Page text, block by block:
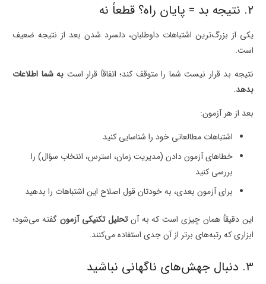
۲. نتیجه بد = پایان راه؟ قطعاً نه
یکی از بزرگ‌ترین اشتباهات داوطلبان، دلسرد شدن بعد از نتیجه ضعیف
است.
نتیجه بد قرار نیست شما را متوقف کند؛ اتفاقاً قرار است به شما اطلاعات
بدهد.
بعد از هر آزمون:
اشتباهات مطالعاتی خود را شناسایی کنید
خطاهای آزمون دادن (مدیریت زمان، استرس، انتخاب سؤال) را
بررسی کنید
برای آزمون بعدی، به خودتان قول اصلاح این اشتباهات را بدهید
این دقیقاً همان چیزی است که به آنتحلیل تکنیکی آزمون گفته می‌شود؛
ابزاری که رتبه‌های برتر از آن جدی استفاده می‌کنند.
۳. دنبال جهش‌های ناگهانی نباشید